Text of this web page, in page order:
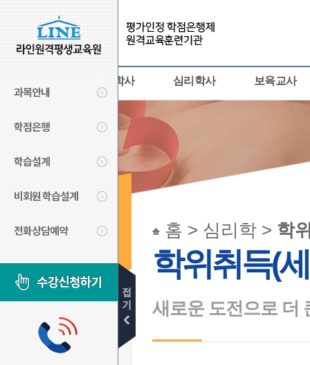
과목안내
학점은행
학습설계
비회원 학습설계
전화상담예약
경영학사 심리학사 보육교사
심리학
심리학이란
학위취득(세부과목)
홈 > 심리학 > 학
학위취득(
새로운 도전으로 더